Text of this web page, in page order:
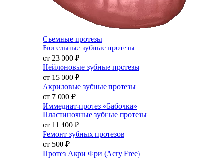
Съемные протезы
Бюгельные зубные протезы
от 23 000 ₽
Нейлоновые зубные протезы
от 15 000 ₽
Акриловые зубные протезы
от 7 000 ₽
Иммедиат-протез «Бабочка»
Пластиночные зубные протезы
от 11 400 ₽
Ремонт зубных протезов
от 500 ₽
Протез Акри Фри (Acry Free)